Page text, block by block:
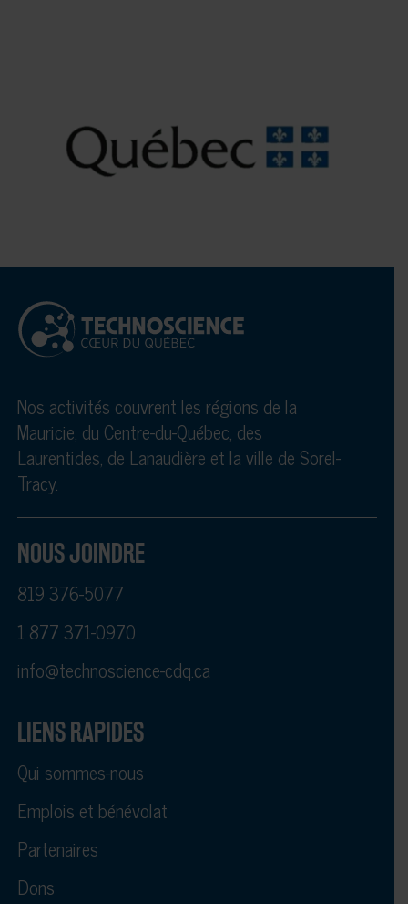
Nos activités couvrent les régions de la
Mauricie, du Centre-du-Québec, des
Laurentides, de Lanaudière et la ville de Sorel-
Tracy.
NOUS JOINDRE
819 376-5077
1 877 371-0970
info@technoscience-cdq.ca
LIENS RAPIDES
Qui sommes-nous
Emplois et bénévolat
Partenaires
Dons